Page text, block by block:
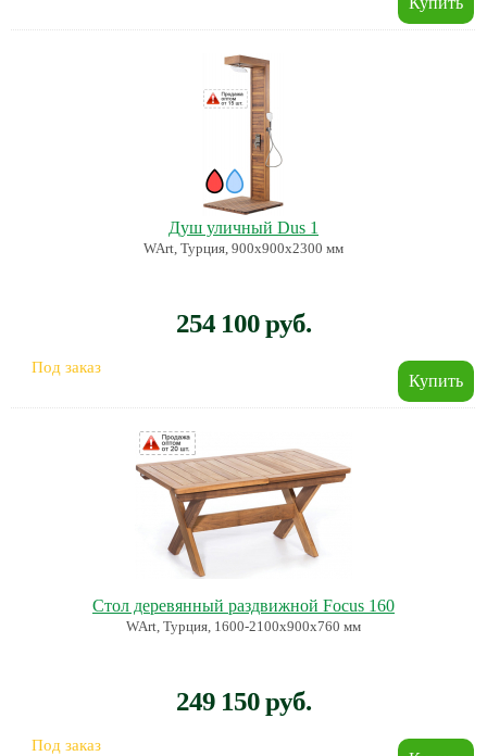
Душ уличный Dus 1
WArt, Турция, 900х900х2300 мм
254 100 руб.
Под заказ
Стол деревянный раздвижной Focus 160
WArt, Турция, 1600-2100х900х760 мм
249 150 руб.
Под заказ